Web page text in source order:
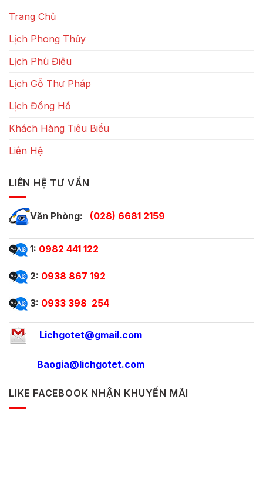
Trang Chủ
Lịch Phong Thủy
Lịch Phù Điêu
Lịch Gỗ Thư Pháp
Lịch Đồng Hồ
Khách Hàng Tiêu Biểu
Liên Hệ
LIÊN HỆ TƯ VẤN
Văn Phòng: (028) 6681 2159
1: 0982 441 122
2: 0938 867 192
3: 0933 398 254
Lichgotet@gmail.com
Baogia@lichgotet.com
LIKE FACEBOOK NHẬN KHUYẾN MÃI